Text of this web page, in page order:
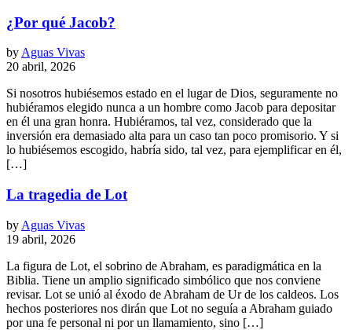
¿Por qué Jacob?
by Aguas Vivas
20 abril, 2026
Si nosotros hubiésemos estado en el lugar de Dios, seguramente no
hubiéramos elegido nunca a un hombre como Jacob para depositar
en él una gran honra. Hubiéramos, tal vez, considerado que la
inversión era demasiado alta para un caso tan poco promisorio. Y si
lo hubiésemos escogido, habría sido, tal vez, para ejemplificar en él,
[…]
La tragedia de Lot
by Aguas Vivas
19 abril, 2026
La figura de Lot, el sobrino de Abraham, es paradigmática en la
Biblia. Tiene un amplio significado simbólico que nos conviene
revisar. Lot se unió al éxodo de Abraham de Ur de los caldeos. Los
hechos posteriores nos dirán que Lot no seguía a Abraham guiado
por una fe personal ni por un llamamiento, sino […]